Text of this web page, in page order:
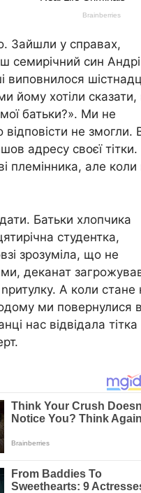
Зайшли у справах,
семирічний син
йому хотіли сказати,
батьки?». Ми не
не змогли.
адресу своєї
племінника, але
Батьки хлопчика
студентка,
зрозуміла, що не
деканат
А коли стане
ми повернулися
нас відвідала тітка